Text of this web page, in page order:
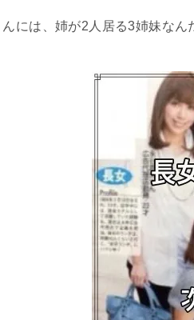
には、姉が2人居る3姉妹なん